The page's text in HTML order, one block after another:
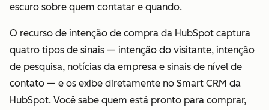
escuro sobre quem contatar e quando.
O recurso de intenção de compra da HubSpot captura
quatro tipos de sinais — intenção do visitante, intenção
de pesquisa, notícias da empresa e sinais de nível de
contato — e os exibe diretamente no Smart CRM da
HubSpot. Você sabe quem está pronto para comprar,